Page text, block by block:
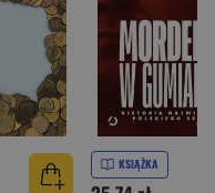
KSIĄŻKA